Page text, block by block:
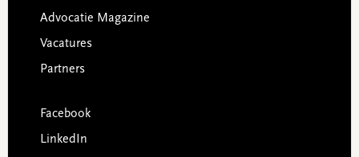
Advocatie Magazine
Vacatures
Partners
Facebook
LinkedIn